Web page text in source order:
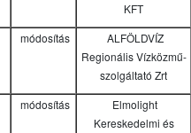
KFT
módosítás
ALFÖLDVÍZ
Regionális Vízközmű-
szolgáltató Zrt
módosítás
Elmolight
Kereskedelmi és